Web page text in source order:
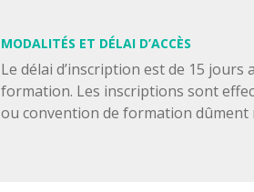
MODALITÉS ET DÉLAI D’ACCÈS
Le délai d’inscription est de 15 jours
formation. Les inscriptions sont
ou convention de formation dûment